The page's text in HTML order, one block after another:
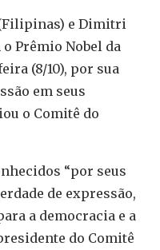
e Dimitri
Prêmio Nobel da
(8/10), por sua
em seus
o Comitê do
“por seus
de expressão,
a democracia e a
do Comitê